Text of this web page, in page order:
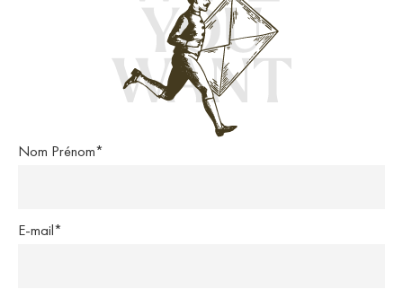
Nom Prénom*
E-mail*